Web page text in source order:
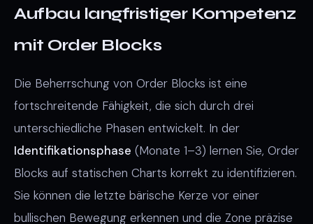
Aufbau langfristiger Kompetenz
mit Order Blocks
Die Beherrschung von Order Blocks ist eine
fortschreitende Fähigkeit, die sich durch drei
unterschiedliche Phasen entwickelt. In der
Identifikationsphase (Monate 1–3) lernen Sie, Order
Blocks auf statischen Charts korrekt zu identifizieren.
Sie können die letzte bärische Kerze vor einer
bullischen Bewegung erkennen und die Zone präzise